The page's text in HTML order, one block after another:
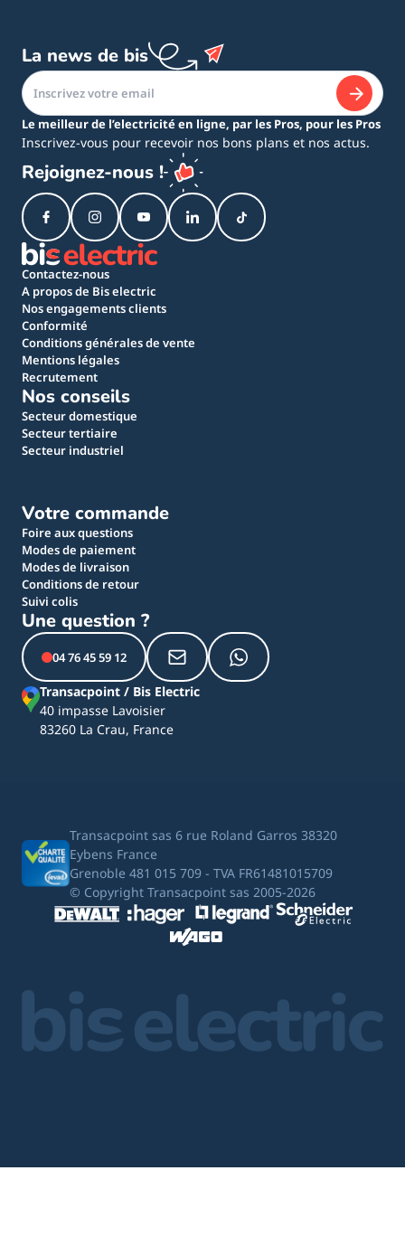
La news de bis
Le meilleur de l’electricité en ligne, par les Pros, pour les Pros
Inscrivez-vous pour recevoir nos bons plans et nos actus.
Rejoignez-nous !
Contactez-nous
A propos de Bis electric
Nos engagements clients
Conformité
Conditions générales de vente
Mentions légales
Recrutement
Nos conseils
Secteur domestique
Secteur tertiaire
Secteur industriel
Votre commande
Foire aux questions
Modes de paiement
Modes de livraison
Conditions de retour
Suivi colis
Une question ?
04 76 45 59 12
Transacpoint / Bis Electric
40 impasse Lavoisier
83260 La Crau, France
Transacpoint sas 6 rue Roland Garros 38320
Eybens France
Grenoble 481 015 709 - TVA FR61481015709
© Copyright Transacpoint sas 2005-2026